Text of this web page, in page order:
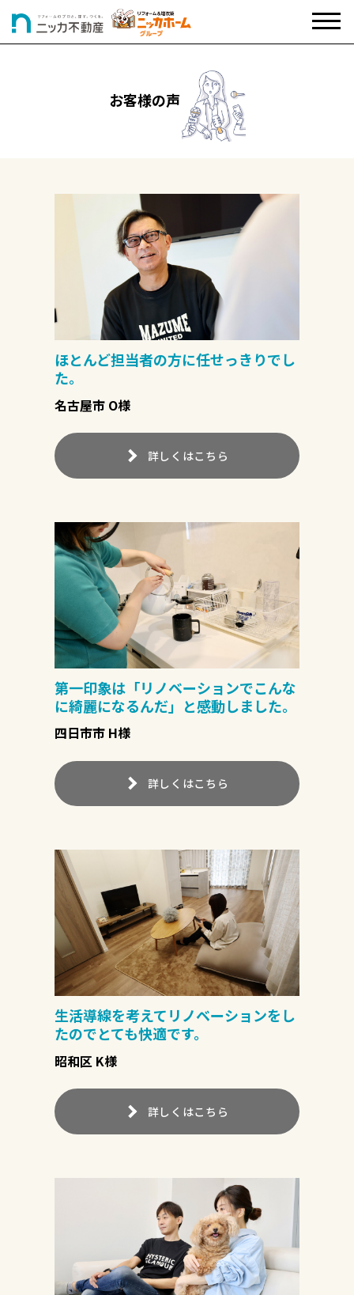
お客様の声
ほとんど担当者の方に任せっきりでし
た。
名古屋市 O様
詳しくはこちら
第一印象は「リノベーションでこんな
に綺麗になるんだ」と感動しました。
四日市市 H様
詳しくはこちら
生活導線を考えてリノベーションをし
たのでとても快適です。
昭和区 K様
詳しくはこちら